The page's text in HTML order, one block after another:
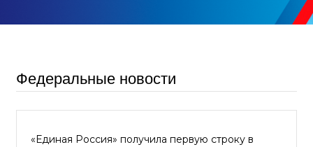
Федеральные новости
«Единая Россия» получила первую строку в